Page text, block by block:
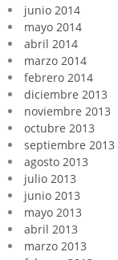
junio 2014
mayo 2014
abril 2014
marzo 2014
febrero 2014
diciembre 2013
noviembre 2013
octubre 2013
septiembre 2013
agosto 2013
julio 2013
junio 2013
mayo 2013
abril 2013
marzo 2013